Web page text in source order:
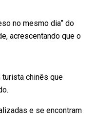
no mesmo dia” do
acrescentando que o
turista chinês que
e se encontram